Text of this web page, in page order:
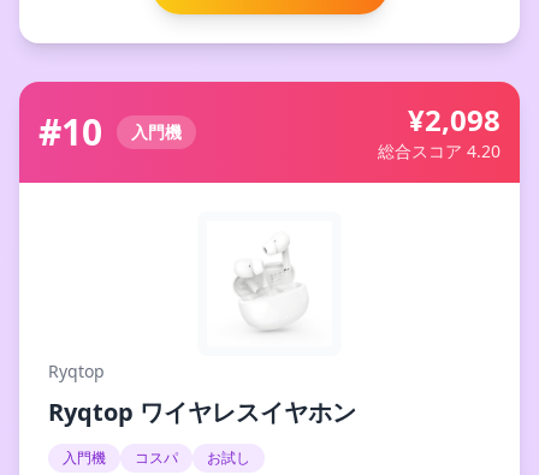
#10 入門機 ¥2,098
総合スコア 4.20
Ryqtop
Ryqtop ワイヤレスイヤホン
入門機 コスパ お試し